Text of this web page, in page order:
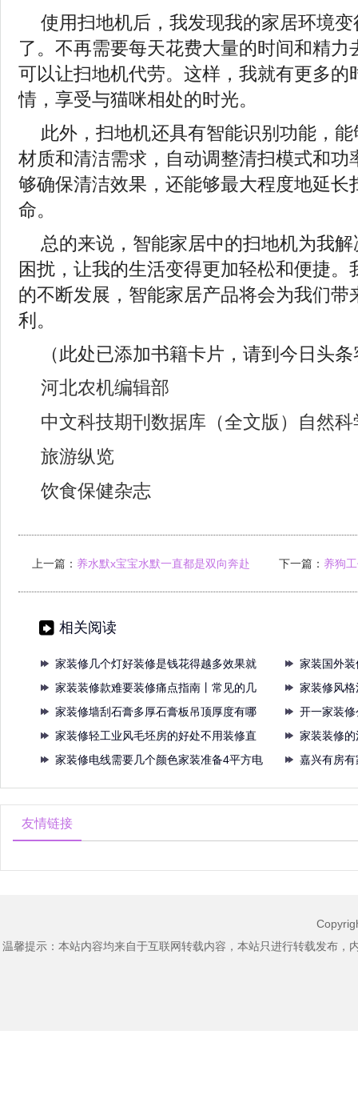
使用扫地机后，我发现我的家居环境
了。不再需要每天花费大量的时间和精力
可以让扫地机代劳。这样，我就有更多的
情，享受与猫咪相处的时光。
此外，扫地机还具有智能识别功能，
材质和清洁需求，自动调整清扫模式和功
够确保清洁效果，还能够最大程度地延长
命。
总的来说，智能家居中的扫地机为我
困扰，让我的生活变得更加轻松和便捷。
的不断发展，智能家居产品将会为我们带
利。
（此处已添加书籍卡片，请到今日头
河北农机编辑部
中文科技期刊数据库（全文版）自然科
旅游纵览
饮食保健杂志
上一篇： 养水默x宝宝水默一直都是双向奔赴 下一篇： 养狗
相关阅读
家装修几个灯好装修是钱花得越多效果就
越好
家装国外
房
家装装修款难要装修痛点指南丨常见的几
个装
家装修风
装修
家装修墙刮石膏多厚石膏板吊顶厚度有哪
些最
开一家装
设计
家装修轻工业风毛坯房的好处不用装修直
接现
家装装修
注意
家装修电线需要几个颜色家装准备4平方电
嘉兴有房
友情链接
温馨提示：本站内容均来自于互联网转载内容，本站只进行转载发布